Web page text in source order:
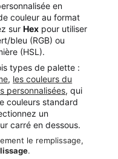
en
couleur au format
surHex pour utiliser
bleu (RGB) ou
(HSL).
types de palette :
, les couleurs du
personnalisées, qui
couleurs standard
un
carré en dessous.
le remplissage,
.